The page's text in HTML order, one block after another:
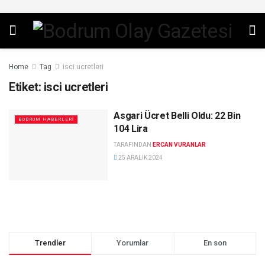
Home Tag isci ucretleri
Etiket: isci ucretleri
BODRUM HABERLERI
Asgari Ücret Belli Oldu: 22 Bin
104 Lira
TARAFINDAN ERCAN VURANLAR
25 ARALIK 2024
Trendler Yorumlar En son